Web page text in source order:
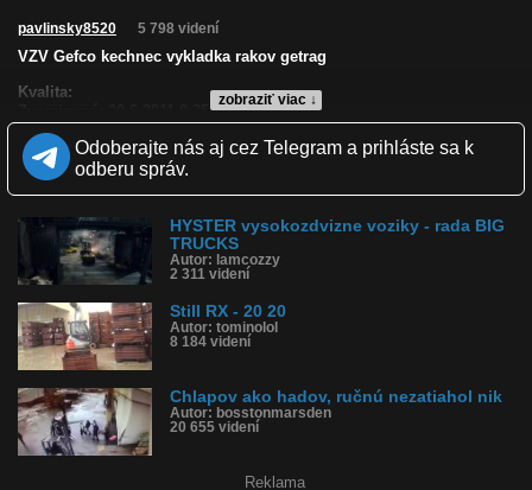
zobraziť viac ↓
pavlinsky8520 5 798 videní
VZV Gefco kechnec vykladka rakov getrag
Kvalita:
Páči sa: 0% (1 hlasov)
Obľúbené: 0
Komentárov: 1
Tagy: vzv, gefco, getrag
História sledovanosti videa:
Odoberajte nás aj cez Telegram a prihláste sa k
odberu správ.
HYSTER vysokozdvizne voziky - rada BIG
TRUCKS
Autor: lamcozzy
2 311 videní
Still RX - 20 20
Autor: tominolol
8 184 videní
Chlapov ako hadov, ručnú nezatiahol nik
Autor: bosstonmarsden
20 655 videní
Reklama